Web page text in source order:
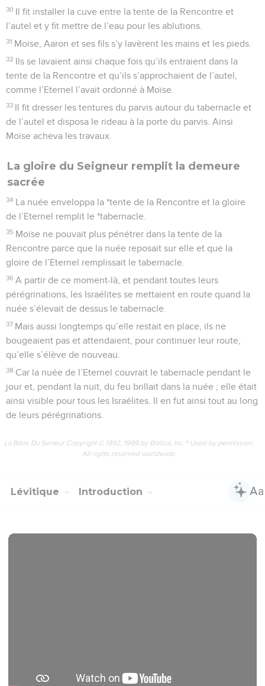
30 Il fit installer la cuve entre la tente de la Rencontre et
l’autel et y fit mettre de l’eau pour les ablutions.
31 Moïse, Aaron et ses fils s’y lavèrent les mains et les pieds.
32 Ils se lavaient ainsi chaque fois qu’ils entraient dans la
tente de la Rencontre et qu’ils s’approchaient de l’autel,
comme l’Eternel l’avait ordonné à Moïse.
33 Il fit dresser les tentures du parvis autour du tabernacle et
de l’autel et disposa le rideau à la porte du parvis. Ainsi
Moïse acheva les travaux.
La gloire du Seigneur remplit la demeure
sacrée
34 La nuée enveloppa la *tente de la Rencontre et la gloire
de l’Eternel remplit le *tabernacle.
35 Moïse ne pouvait plus pénétrer dans la tente de la
Rencontre parce que la nuée reposait sur elle et que la
gloire de l’Eternel remplissait le tabernacle.
36 A partir de ce moment-là, et pendant toutes leurs
pérégrinations, les Israélites se mettaient en route quand la
nuée s’élevait de dessus le tabernacle.
37 Mais aussi longtemps qu’elle restait en place, ils ne
bougeaient pas et attendaient, pour continuer leur route,
qu’elle s’élève de nouveau.
38 Car la nuée de l’Eternel couvrait le tabernacle pendant le
jour et, pendant la nuit, du feu brillait dans la nuée ; elle était
ainsi visible pour tous les Israélites. Il en fut ainsi tout au long
de leurs pérégrinations.
La Bible Du Semeur Copyright © 1992, 1999 by Biblica, Inc.® Used by permission.
All rights reserved worldwide.
Lévitique Introduction